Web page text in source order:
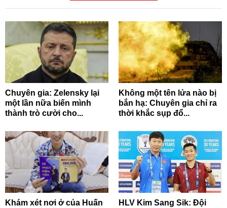
Chuyên gia: Zelensky lại
một lần nữa biến mình
thành trò cười cho...
Không một tên lửa nào bị
bắn hạ: Chuyên gia chỉ ra
thời khắc sụp đổ...
Khám xét nơi ở của Huấn
HLV Kim Sang Sik: Đội